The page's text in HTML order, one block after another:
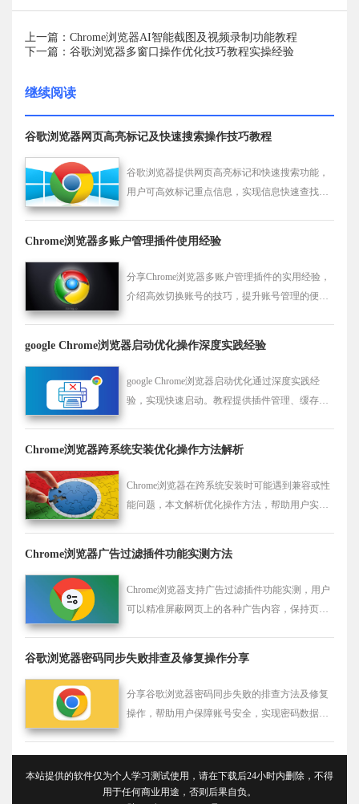
上一篇：Chrome浏览器AI智能截图及视频录制功能教程
下一篇：谷歌浏览器多窗口操作优化技巧教程实操经验
继续阅读
谷歌浏览器网页高亮标记及快速搜索操作技巧教程
谷歌浏览器提供网页高亮标记和快速搜索功能，
用户可高效标记重点信息，实现信息快速查找和
Chrome浏览器多账户管理插件使用经验
分享Chrome浏览器多账户管理插件的实用经验，
介绍高效切换账号的技巧，提升账号管理的便捷
google Chrome浏览器启动优化操作深度实践经验
google Chrome浏览器启动优化通过深度实践经
验，实现快速启动。教程提供插件管理、缓存调
Chrome浏览器跨系统安装优化操作方法解析
Chrome浏览器在跨系统安装时可能遇到兼容或性
能问题，本文解析优化操作方法，帮助用户实现
Chrome浏览器广告过滤插件功能实测方法
Chrome浏览器支持广告过滤插件功能实测，用户
可以精准屏蔽网页上的各种广告内容，保持页面
谷歌浏览器密码同步失败排查及修复操作分享
分享谷歌浏览器密码同步失败的排查方法及修复
操作，帮助用户保障账号安全，实现密码数据正
本站提供的软件仅为个人学习测试使用，请在下载后24小时内删除，不得
用于任何商业用途，否则后果自负。